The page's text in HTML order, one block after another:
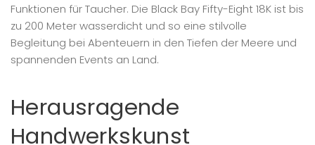
Funktionen für Taucher. Die Black Bay Fifty-Eight 18K ist bis
zu 200 Meter wasserdicht und so eine stilvolle
Begleitung bei Abenteuern in den Tiefen der Meere und
spannenden Events an Land.
Herausragende
Handwerkskunst